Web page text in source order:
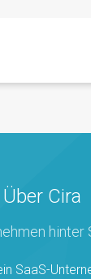
Über Cira
hinter
SaaS-